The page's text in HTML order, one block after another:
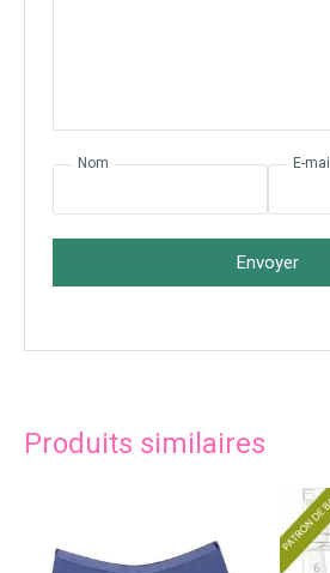
Nom E-mail
Envoyer
Produits similaires